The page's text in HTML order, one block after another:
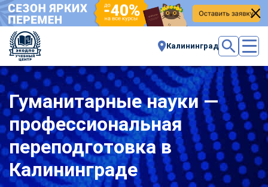
Калининград
Гуманитарные науки —
профессиональная
переподготовка в
Калининграде